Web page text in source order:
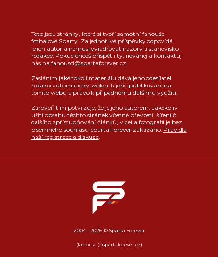
Toto jsou stránky, které si tvoří samotní fanoušci
fotbalové Sparty. Za jednotlivé příspěvky odpovídá
jejich autor a nemusí vyjadřovat názory a stanovisko
redakce. Pokud chceš přispět i ty, neváhej a kontaktuj
nás na fanousci@spartaforever.cz.
Zasláním jakéhokoli materiálu dává jeho odesílatel
redakci automaticky svolení k jeho publikování na
tomto webu a právo k případnému dalšímu využití.
Zároveň tím potvrzuje, že je jeho autorem. Jakékoliv
užití obsahu těchto stránek včetně převzetí, šíření či
dalšího zpřístupňování článků, videí a fotografií je bez
písemného souhlasu Sparta Forever zakázáno. Pravidla
naší registrace a diskuze.
2004 - 2026 © Sparta Forever
(fanousci@spartaforever.cz)